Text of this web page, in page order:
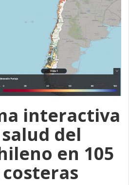
interactiva
del
en 105